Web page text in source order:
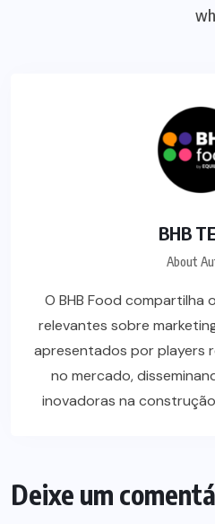
BHB
About
O BHB Food compartilha
relevantes sobre
apresentados por players
no mercado,
inovadoras na
Deixe um